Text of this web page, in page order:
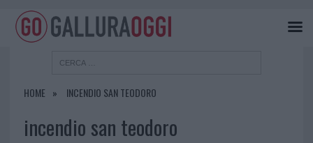
HOME INCENDIO SAN TEODORO
incendio san teodoro